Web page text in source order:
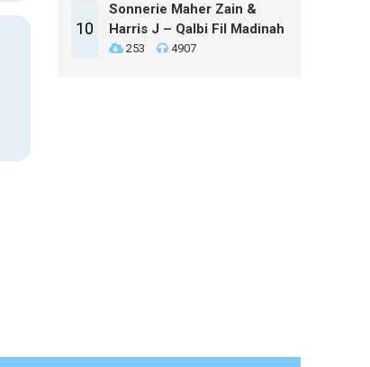
10
Sonnerie Maher Zain &
Harris J – Qalbi Fil Madinah
253 4907